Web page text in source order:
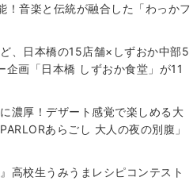
！音楽と伝統が融合した「わっかフ
、日本橋の15店舗×しずおか中部5
企画「日本橋 しずおか食堂」が11
濃厚！デザート感覚で楽しめる大
あらごし 大人の夜の別腹」
高校生うみうまレシピコンテスト